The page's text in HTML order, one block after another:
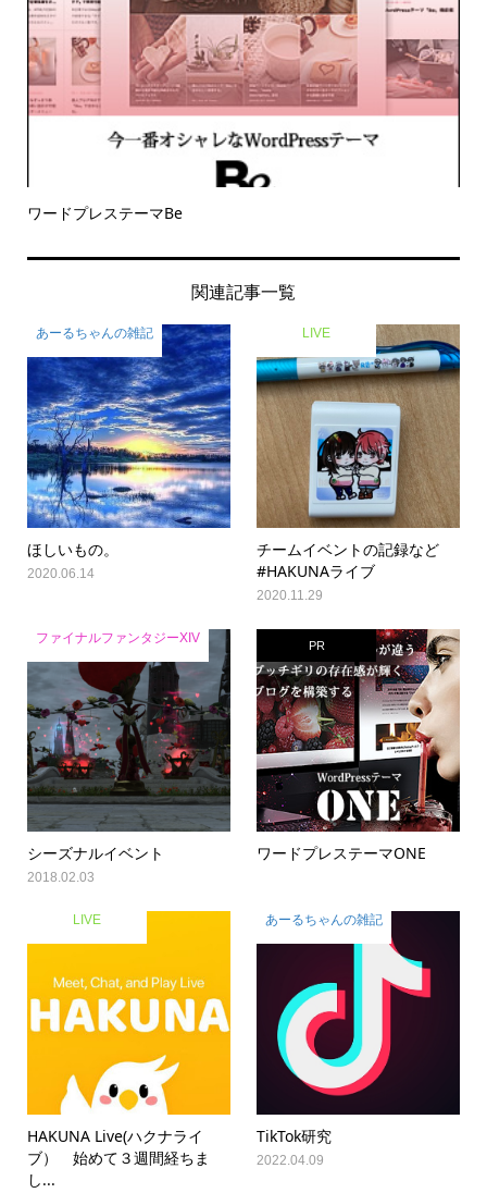
ワードプレステーマBe
関連記事一覧
あーるちゃんの雑記
ほしいもの。
2020.06.14
LIVE
チームイベントの記録など
#HAKUNAライブ
2020.11.29
ファイナルファンタジーXIV
シーズナルイベント
2018.02.03
PR
ワードプレステーマONE
LIVE
HAKUNA Live(ハクナライ
ブ） 始めて３週間経ちま
し...
あーるちゃんの雑記
TikTok研究
2022.04.09